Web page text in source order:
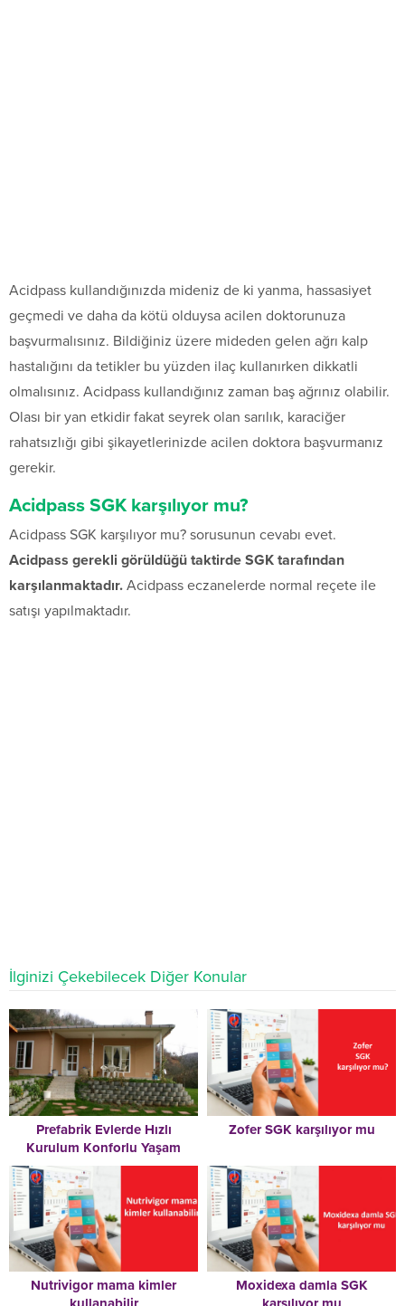
Acidpass kullandığınızda mideniz de ki yanma, hassasiyet
geçmedi ve daha da kötü olduysa acilen doktorunuza
başvurmalısınız. Bildiğiniz üzere mideden gelen ağrı kalp
hastalığını da tetikler bu yüzden ilaç kullanırken dikkatli
olmalısınız. Acidpass kullandığınız zaman baş ağrınız olabilir.
Olası bir yan etkidir fakat seyrek olan sarılık, karaciğer
rahatsızlığı gibi şikayetlerinizde acilen doktora başvurmanız
gerekir.
Acidpass SGK karşılıyor mu?
Acidpass SGK karşılıyor mu? sorusunun cevabı evet.
Acidpass gerekli görüldüğü taktirde SGK tarafından
karşılanmaktadır. Acidpass eczanelerde normal reçete ile
satışı yapılmaktadır.
İlginizi Çekebilecek Diğer Konular
Prefabrik Evlerde Hızlı
Kurulum Konforlu Yaşam
Zofer SGK karşılıyor mu
Nutrivigor mama kimler
Moxidexa damla SGK